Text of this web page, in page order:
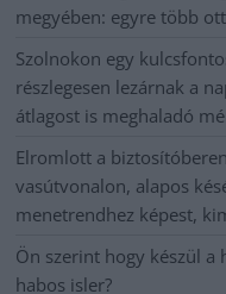
megyében: egyre több
Szolnokon egy
részlegesen lezárnak a
átlagost is meghaladó
Elromlott a
vasútvonalon, alapos
menetrendhez képest,
Ön szerint hogy készül a
habos isler?